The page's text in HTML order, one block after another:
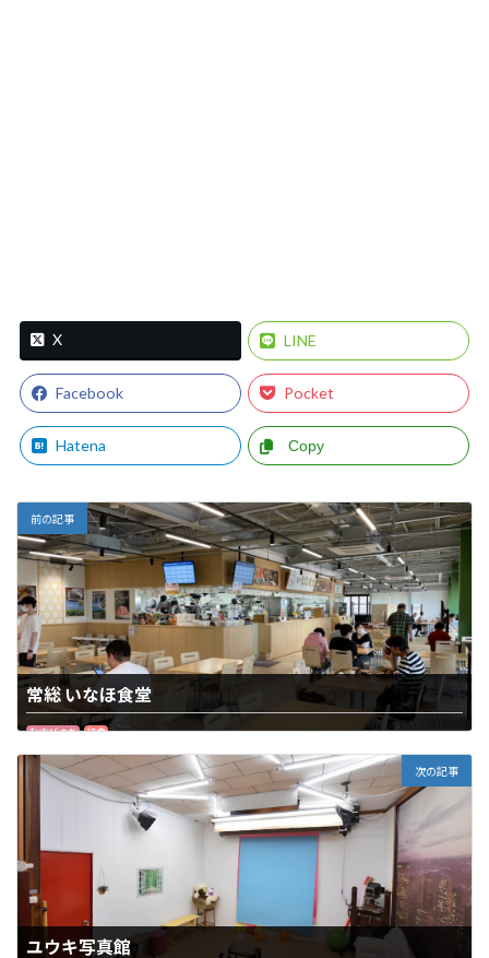
Facebook
X
Hatena
LINE
Pocket
Copy
前の記事
常総 いなほ食堂
むすびまち 和食
次の記事
ユウキ写真館